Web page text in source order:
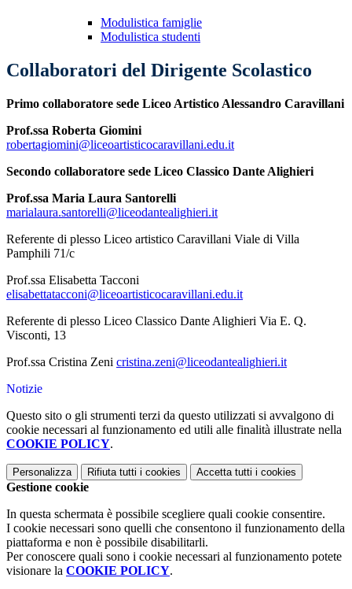
Modulistica famiglie
Modulistica studenti
Collaboratori del Dirigente Scolastico
Primo collaboratore sede Liceo Artistico Alessandro Caravillani
Prof.ssa Roberta Giomini
robertagiomini@liceoartisticocaravillani.edu.it
Secondo collaboratore sede Liceo Classico Dante Alighieri
Prof.ssa Maria Laura Santorelli
marialaura.santorelli@liceodantealighieri.it
Referente di plesso Liceo artistico Caravillani Viale di Villa
Pamphili 71/c
Prof.ssa Elisabetta Tacconi
elisabettatacconi@liceoartisticocaravillani.edu.it
Referente di plesso Liceo Classico Dante Alighieri Via E. Q.
Visconti, 13
Prof.ssa Cristina Zeni cristina.zeni@liceodantealighieri.it
Notizie
Questo sito o gli strumenti terzi da questo utilizzati si avvalgono di
cookie necessari al funzionamento ed utili alle finalità illustrate nella
COOKIE POLICY.
Personalizza Rifiuta tutti i cookies Accetta tutti i cookies
Gestione cookie
In questa schermata è possibile scegliere quali cookie consentire.
I cookie necessari sono quelli che consentono il funzionamento della
piattaforma e non è possibile disabilitarli.
Per conoscere quali sono i cookie necessari al funzionamento potete
visionare la COOKIE POLICY.